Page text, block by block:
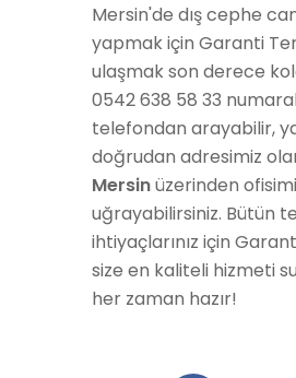
Mersin'de dış cephe
yapmak için Garanti
ulaşmak son derece
0542 638 58 33
telefondan arayabilir,
doğrudan adresimiz
Mersinüzerinden
uğrayabilirsiniz. Bütün
ihtiyaçlarınız için
size en kaliteli hizmeti
her zaman hazır!